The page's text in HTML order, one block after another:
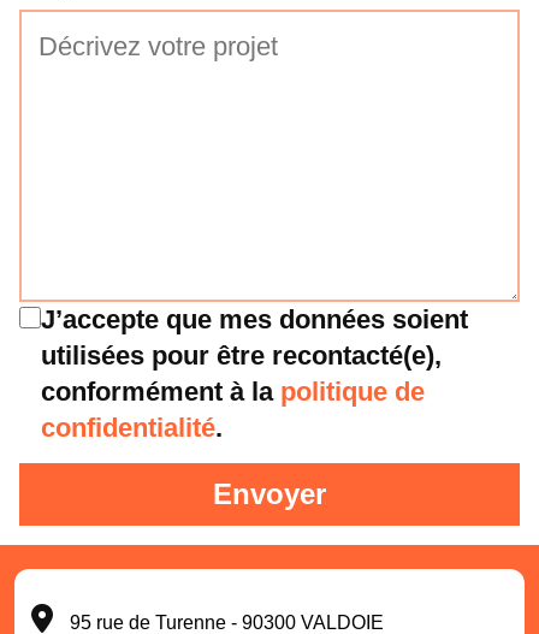
J’accepte que mes données soient
utilisées pour être recontacté(e),
conformément à la politique de
confidentialité.
Envoyer
95 rue de Turenne - 90300 VALDOIE